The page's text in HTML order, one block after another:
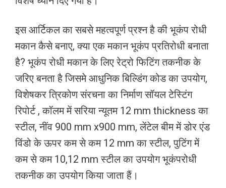
इस आर्टिकल का सबसे महत्वपूर्ण प्रश्न है की भूकंप रोधी
मकान कैसे बनाए, क्या एक मकान भूकंप प्रतिरोधी बनाता
है? भूकंप रोधी मकान के लिए रेट्रो फिटिंग तकनीक के
जरिए बनता है जिसमे आधुनिक बिल्डिंग कोड का उपयोग,
विशेषकर त्रिकोण संरचना का निर्माण सॉयल टेस्टिंग
रिपोर्ट , कॉलम में सरिया न्यूतम 12 mm thickness का
स्टील, नींव 900 mm x900 mm, लेंटेल बीम में डोर एंड
विंडो के ऊपर कम से कम 12 mm का स्टील, पुटिंग में
कम से कम 10,12 mm स्टील का उपयोग भूकंपरोधी
तकनीक का उपयोग किया जाता हैं।